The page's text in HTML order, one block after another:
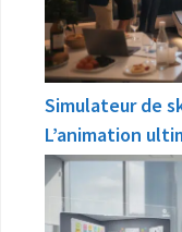
Simulateur de
L’animation